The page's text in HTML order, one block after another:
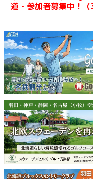
道・参加者募集中！（
行決定！申込締切間
M-Golf茨城「ＰＧＭ
（1月30日更新）
年末年始の営業体制
北海道発＊2025-26
ました！（10月3日更
2025年度版M-GOLF
定！（8月22日更新）
第4回 FDA（ﾌｼﾞﾄﾞﾘｰ
会参加者募集中！』
第3回 FDA（ﾌｼﾞﾄﾞﾘｰ